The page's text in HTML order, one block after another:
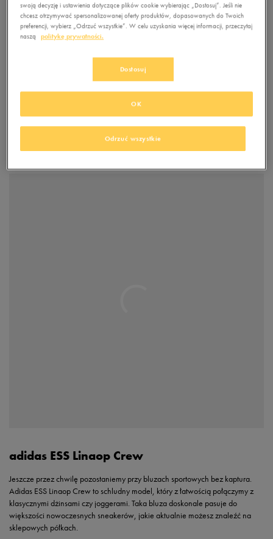
adidas ESS Linaop Crew
Jeszcze przez chwilę pozostaniemy przy bluzach sportowych bez kaptura.
Adidas ESS Linaop Crew to schludny model, który z łatwością połączymy z
klasycznymi dżinsami czy joggerami. Taka bluza doskonale pasuje do
większości nowoczesnych sneakerów, jakie aktualnie możesz znaleźć na
sklepowych półkach.
swoją decyzję i ustawienia dotyczące plików cookie wybierając „Dostosuj”. Jeśli nie
chcesz otrzymywać spersonalizowanej oferty produktów, dopasowanych do Twoich
preferencji, wybierz „Odrzuć wszystkie”. W celu uzyskania więcej informacji, przeczytaj
naszą
politykę prywatności.
Dostosuj
Odrzuć wszystkie
OK